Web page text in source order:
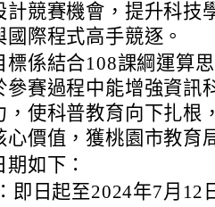
計競賽機會，提升科技
國際程式高手競逐。
標係結合108課綱運算
參賽過程中能增強資訊
，使科普教育向下扎根
心價值，獲桃園市教育
如下：
即日起至2024年7月12